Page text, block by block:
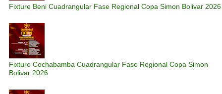
Fixture Beni Cuadrangular Fase Regional Copa Simon Bolivar 2026
Fixture Cochabamba Cuadrangular Fase Regional Copa Simon
Bolivar 2026